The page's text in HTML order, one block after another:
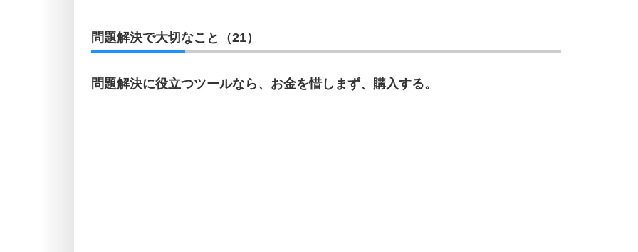
問題解決で大切なこと（21）
問題解決に役立つツールなら、お金を惜しまず、購入する。